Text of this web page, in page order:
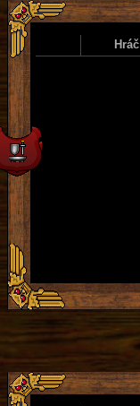
Hráč